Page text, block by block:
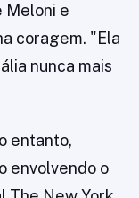
Meloni e
coragem. "Ela
nunca mais
entanto,
envolvendo o